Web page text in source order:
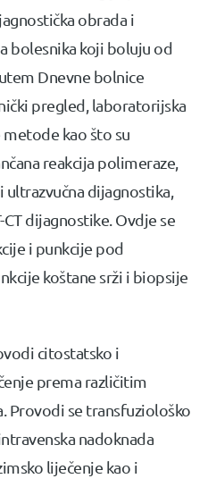
obrada i
bolesnika koji boluju od
Dnevne bolnice
pregled, laboratorijska
kao što su
reakcija polimeraze,
ultrazvučna dijagnostika,
CT dijagnostike. Ovdje se
i punkcije pod
koštane srži i biopsije
citostatsko i
prema različitim
Provodi se transfuziološko
nadoknada
liječenje kao i